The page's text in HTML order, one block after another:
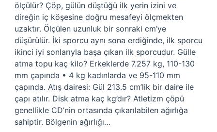
ölçülür? Çöp, gülün düştüğü ilk yerin izini ve
direğin iç köşesine doğru mesafeyi ölçmekten
uzaktır. Ölçülen uzunluk bir sonraki cm’ye
düşürülür. İki sporcu aynı sona erdiğinde, ilk sporcu
ikinci iyi sonlarıyla başa çıkan ilk sporcudur. Gülle
atma topu kaç kilo? Erkeklerde 7.257 kg, 110-130
mm çapında • 4 kg kadınlarda ve 95-110 mm
çapında. Atış dairesi: Gül 213.5 cm’lik bir daire ile
çapı atılır. Disk atma kaç kg’dır? Atletizm çöpü
genellikle CD’nin ortasında çıkarılabilen ağırlığa
sahiptir. Bölgenin ağırlığı…